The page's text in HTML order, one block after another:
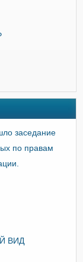
заседание
по правам
ВИД